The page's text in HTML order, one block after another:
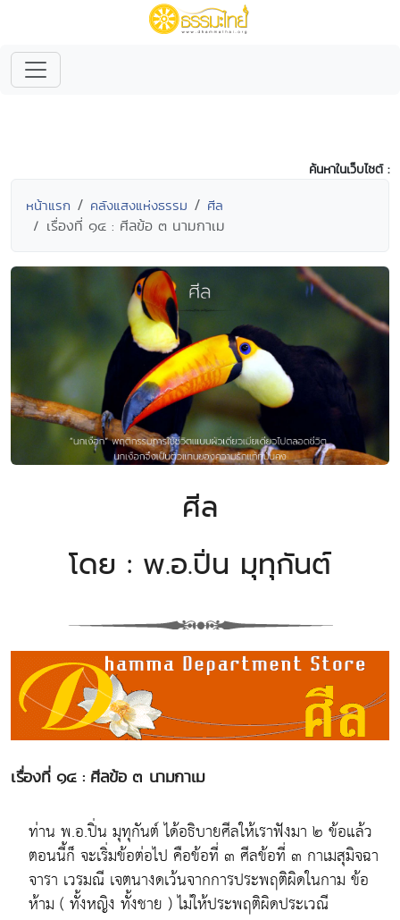
ค้นหาในเว็บไซต์ :
หน้าแรก คลังแสงแห่งธรรม ศีล
เรื่องที่ ๑๔ : ศีลข้อ ๓ นามกาเม
ศีล
โดย : พ.อ.ปิ่น มุทุกันต์
เรื่องที่ ๑๔ : ศีลข้อ ๓ นามกาเม
ท่าน พ.อ.ปิ่น มุทุกันต์ ได้อธิบายศีลให้เราฟังมา ๒ ข้อแล้ว
ตอนนี้ก็ จะเริ่มข้อต่อไป คือข้อที่ ๓ ศีลข้อที่ ๓ กาเมสุมิจฉา
จารา เวรมณี เจตนางดเว้นจากการประพฤติผิดในกาม ข้อ
ห้าม ( ทั้งหญิง ทั้งชาย ) ไม่ให้ประพฤติผิดประเวณี